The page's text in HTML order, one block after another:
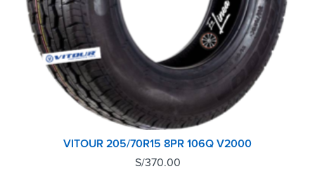
VITOUR 205/70R15 8PR 106Q V2000
S/370.00